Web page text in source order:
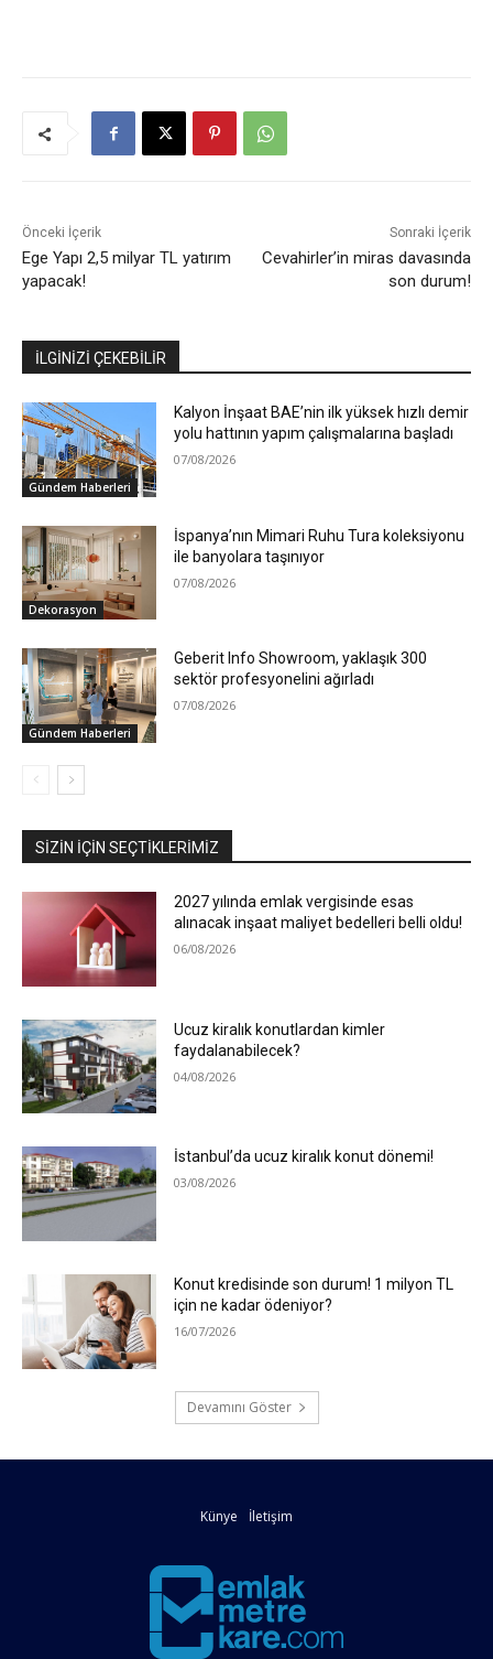
Önceki İçerik
Ege Yapı 2,5 milyar TL yatırım
yapacak!
Sonraki İçerik
Cevahirler’in miras davasında
son durum!
İLGİNİZİ ÇEKEBİLİR
Gündem Haberleri
Kalyon İnşaat BAE’nin ilk yüksek hızlı demir
yolu hattının yapım çalışmalarına başladı
07/08/2026
Dekorasyon
İspanya’nın Mimari Ruhu Tura koleksiyonu
ile banyolara taşınıyor
07/08/2026
Gündem Haberleri
Geberit Info Showroom, yaklaşık 300
sektör profesyonelini ağırladı
07/08/2026
SIZIN İÇIN SEÇTIKLERIMIZ
2027 yılında emlak vergisinde esas
alınacak inşaat maliyet bedelleri belli oldu!
06/08/2026
Ucuz kiralık konutlardan kimler
faydalanabilecek?
04/08/2026
İstanbul’da ucuz kiralık konut dönemi!
03/08/2026
Konut kredisinde son durum! 1 milyon TL
için ne kadar ödeniyor?
16/07/2026
Devamını Göster
Künye İletişim